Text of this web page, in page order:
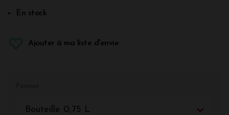
En stock
Ajouter à ma liste d'envie
Bouteille 0,75 L